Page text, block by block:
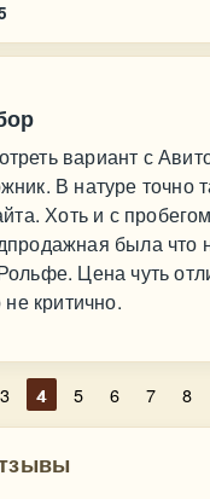
вариант с
В натуре точно
Хоть и с
была что
Цена чуть
критично.
3 4 5 6 7 8